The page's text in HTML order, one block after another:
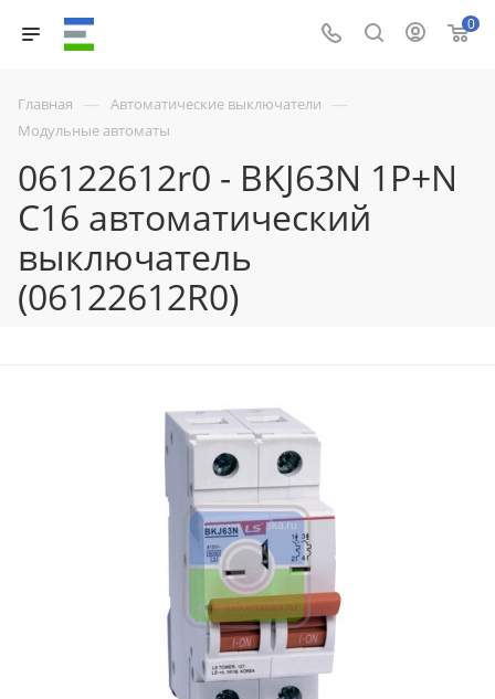
0
Главная — Автоматические выключатели —
Модульные автоматы
06122612r0 - BKJ63N 1P+N
C16 автоматический
выключатель
(06122612R0)